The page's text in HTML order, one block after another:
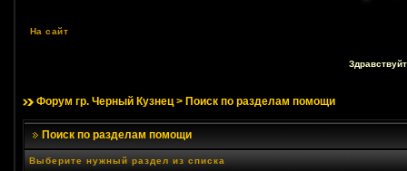
На сайт
Форум гр. Черный Кузнец> Поиск по разделам помощи
Поиск по разделам помощи
Выберите нужный раздел из списка